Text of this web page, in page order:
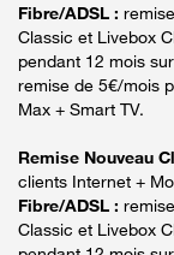
Fibre/ADSL :
Classic et Livebox
pendant 12 mois
remise de 5€/mois
Max + Smart TV.
Remise Nouveau
clients Internet +
Fibre/ADSL :
Classic et Livebox